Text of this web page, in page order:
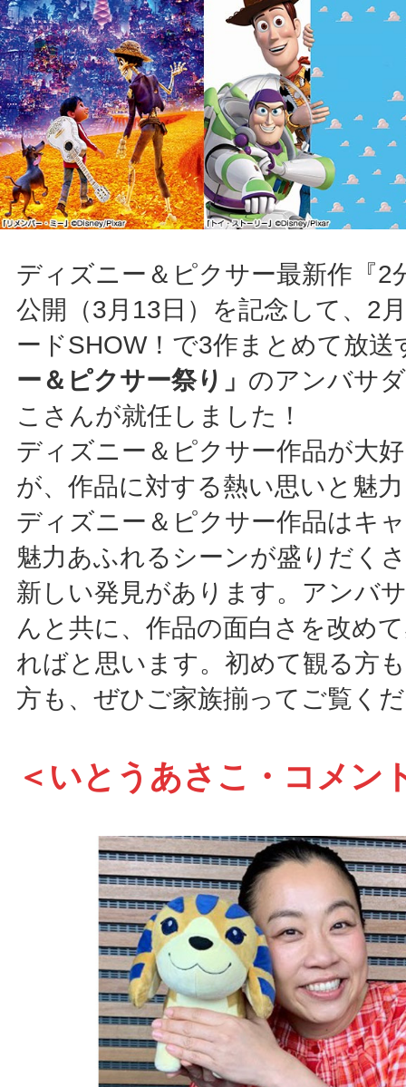
ディズニー＆ピクサー最新作『2
公開（3月13日）を記念して、2
ードSHOW！で3作まとめて放送
ー＆ピクサー祭り」 のアンバサ
こさんが就任しました！
ディズニー＆ピクサー作品が大
が、作品に対する熱い思いと魅
ディズニー＆ピクサー作品はキ
魅力あふれるシーンが盛りだく
新しい発見があります。アンバ
んと共に、作品の面白さを改め
ればと思います。初めて観る方
方も、ぜひご家族揃ってご覧く
＜いとうあさこ・コメン